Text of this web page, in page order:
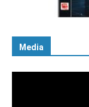
Media